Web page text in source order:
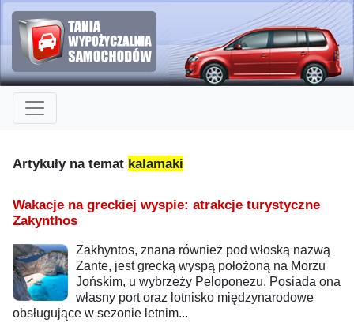
Artykuły na temat kalamaki
Wakacje na greckiej wyspie: atrakcje turystyczne
Zakynthos
Zakhyntos, znana również pod włoską nazwą
Zante, jest grecką wyspą położoną na Morzu
Jońskim, u wybrzeży Peloponezu. Posiada ona
własny port oraz lotnisko międzynarodowe
obsługujące w sezonie letnim...